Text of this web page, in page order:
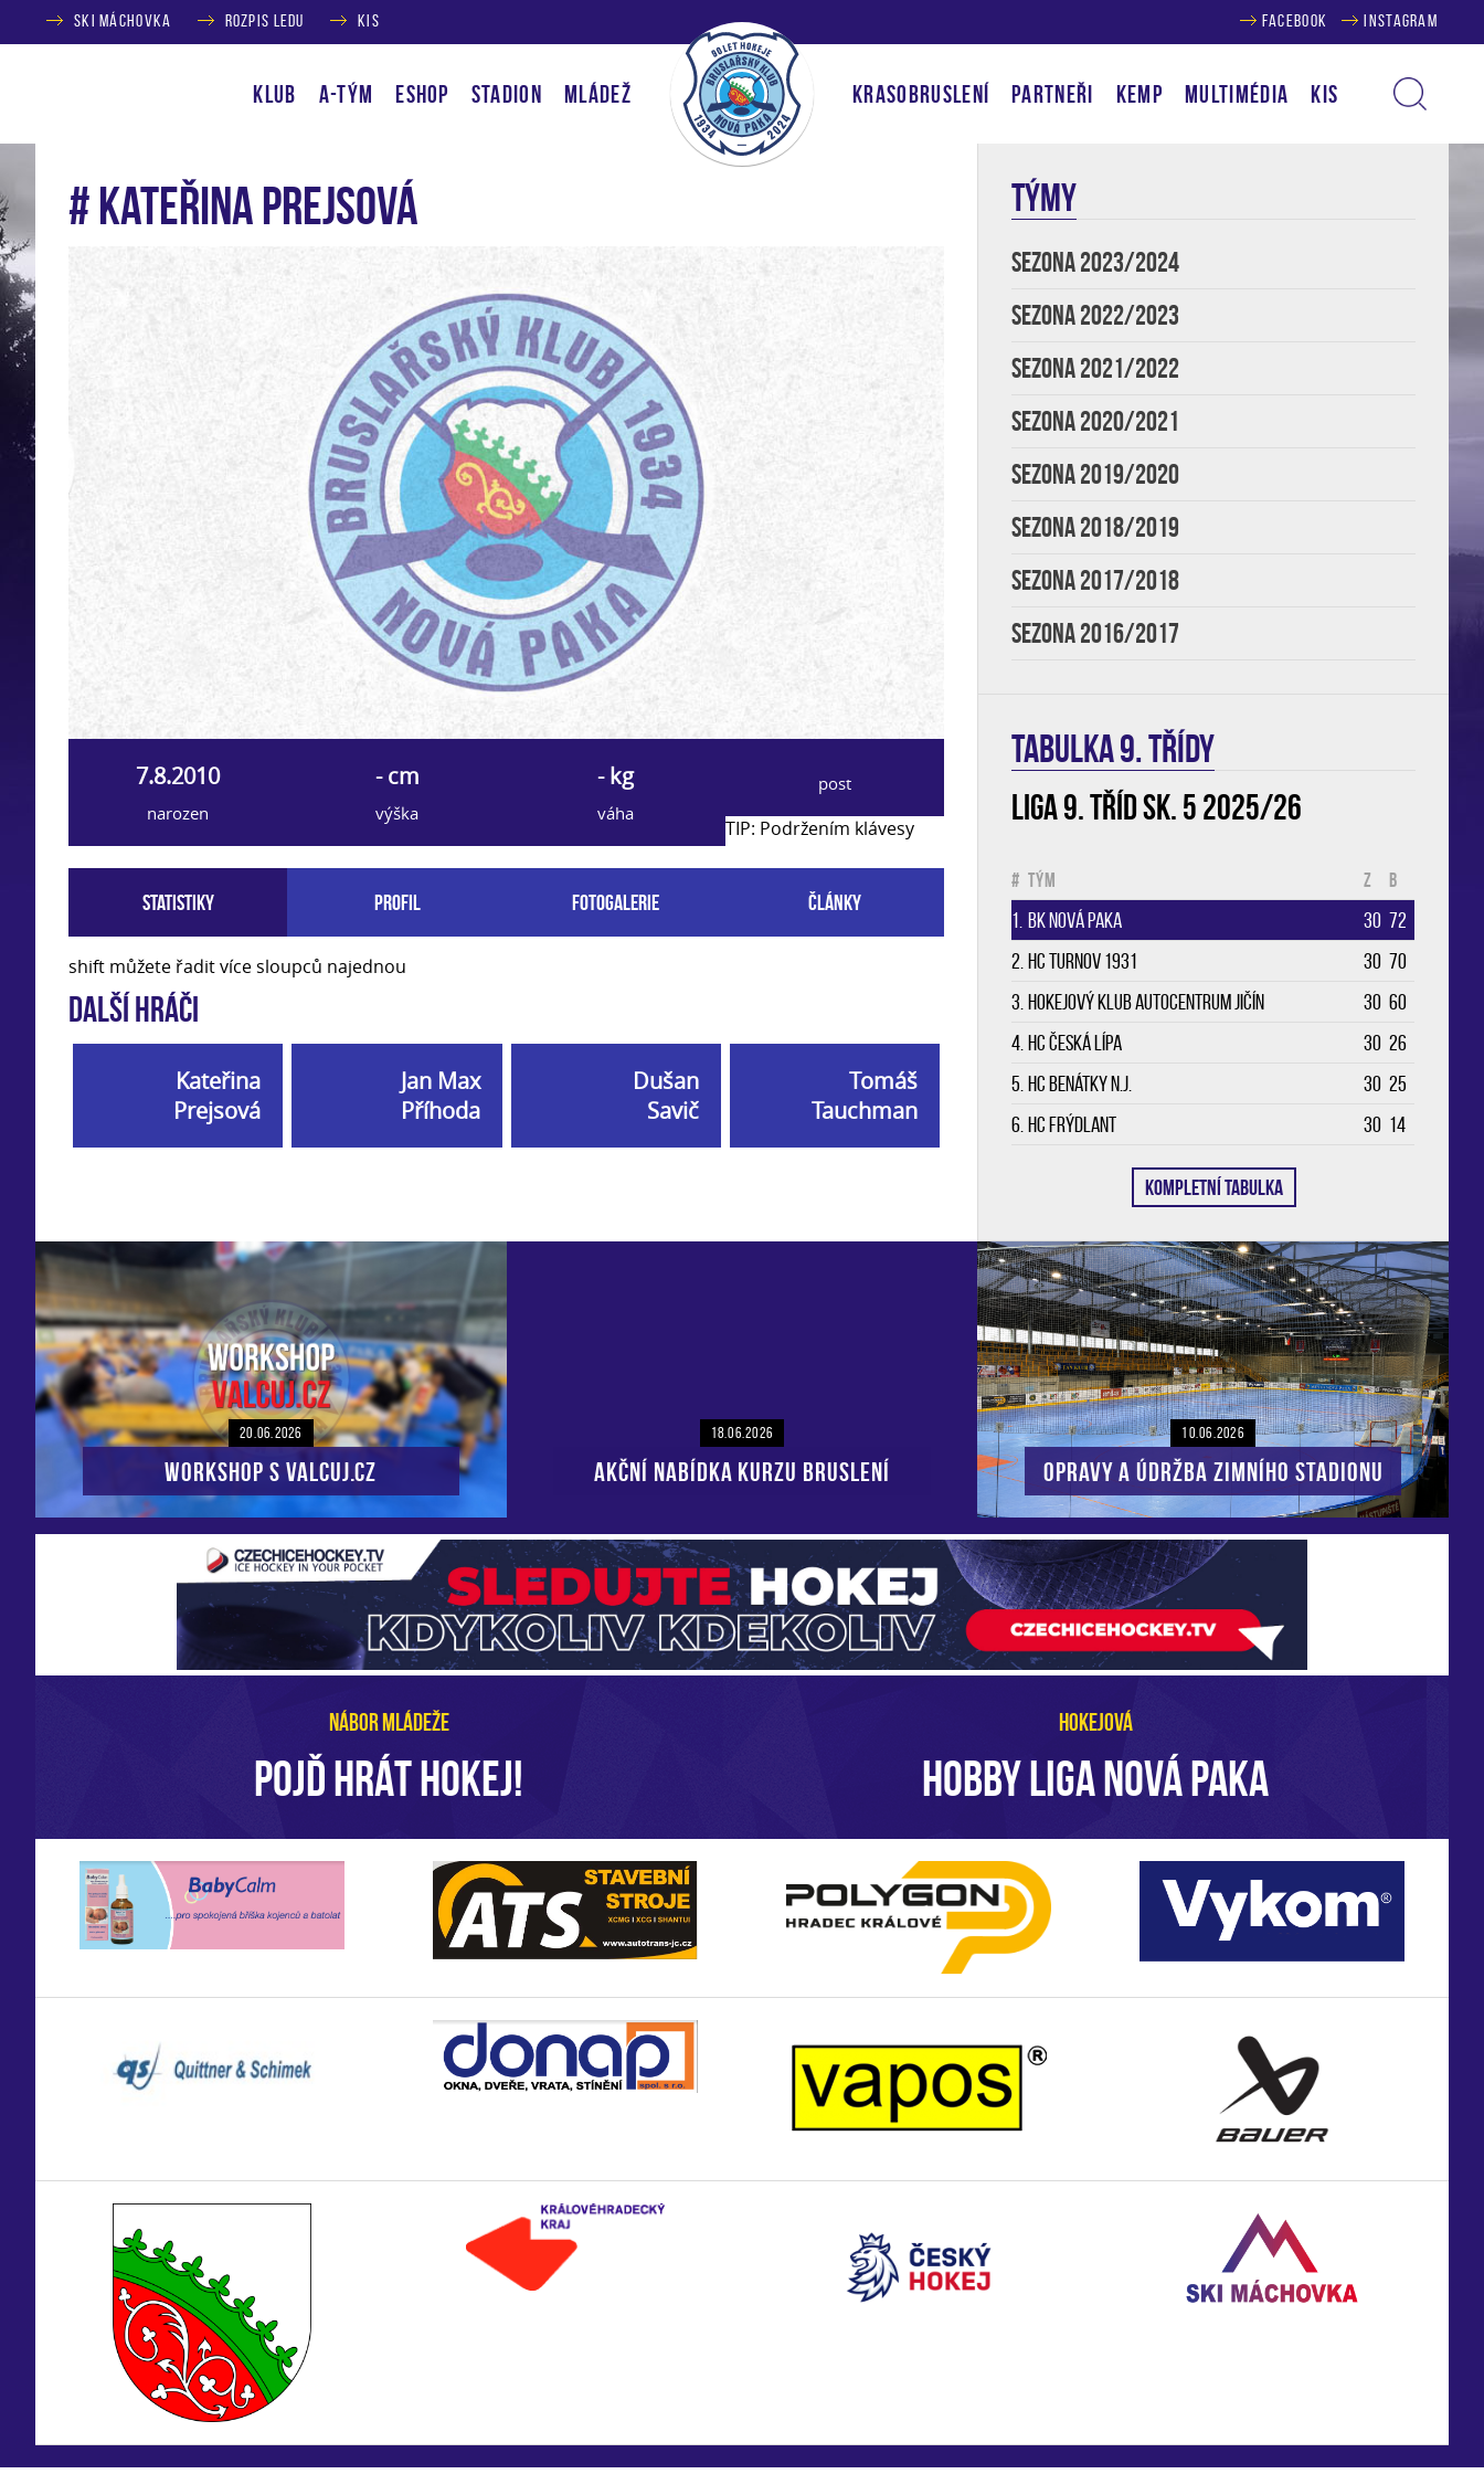
SKI MÁCHOVKA ROZPIS LEDU KIS FACEBOOK INSTAGRAM
KLUB A-TÝM ESHOP STADION MLÁDEŽ KRASOBRUSLENÍ PARTNEŘI KEMP MULTIMÉDIA KIS
# Kateřina Prejsová
7.8.2010
narozen
- cm
výška
- kg
váha
post
Statistiky Profil Fotogalerie Články
TIP: Podržením klávesy
shift můžete řadit více sloupců najednou
Další hráči
Kateřina
Prejsová
Jan Max
Příhoda
Dušan
Savič
Tomáš
Tauchman
TÝMY
SEZONA 2023/2024
SEZONA 2022/2023
SEZONA 2021/2022
SEZONA 2020/2021
SEZONA 2019/2020
SEZONA 2018/2019
SEZONA 2017/2018
SEZONA 2016/2017
TABULKA 9. třídy
Liga 9. tříd sk. 5 2025/26
# Tým Z B
1. BK Nová Paka 30 72
2. HC Turnov 1931 30 70
3. Hokejový klub Autocentrum Jičín 30 60
4. HC Česká Lípa 30 26
5. HC Benátky n.J. 30 25
6. HC Frýdlant 30 14
KOMPLETNÍ TABULKA
20.06.2026
Workshop s VALCUJ.CZ
18.06.2026
AKČNÍ NABÍDKA KURZU BRUSLENÍ
10.06.2026
Opravy a údržba zimního stadionu
NÁBOR MLÁDEŽE
POJĎ HRÁT HOKEJ!
HOKEJOVÁ
HOBBY LIGA NOVÁ PAKA